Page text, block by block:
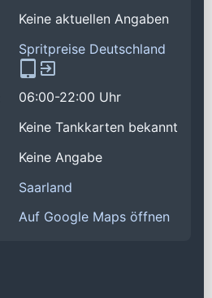
Keine aktuellen Angaben
Spritpreise Deutschland
06:00-22:00 Uhr
Keine Tankkarten bekannt
Keine Angabe
Saarland
Auf Google Maps öffnen